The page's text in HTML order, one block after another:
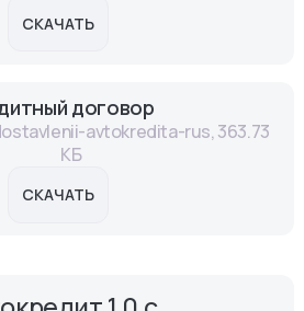
СКАЧАТЬ
договор
avtokredita-rus, 363.73
КБ
СКАЧАТЬ